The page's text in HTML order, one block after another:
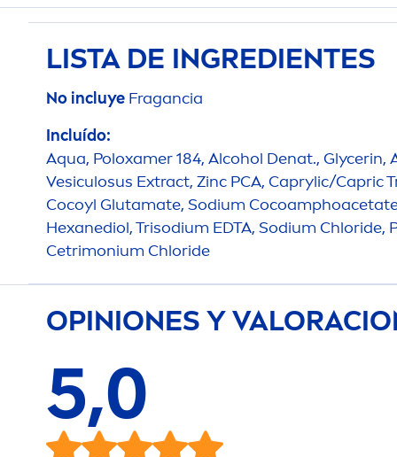
LISTA DE INGREDIENTES
No incluye Fragancia
Incluído:
Aqua, Poloxamer 184, Alcohol Denat., Glycerin,
Vesiculosus Extract, Zinc PCA, Caprylic/Capric
Cocoyl Glutamate, Sodium
Hexanediol, Trisodium EDTA, Sodium Chloride,
Cetrimonium Chloride
OPINIONES Y
5,0